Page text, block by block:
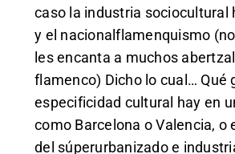
caso la industria sociocultural
y el nacionalflamenquismo
les encanta a muchos
flamenco) Dicho lo cual… Qué
especificidad cultural hay en
como Barcelona o Valencia, o
del súperurbanizado e